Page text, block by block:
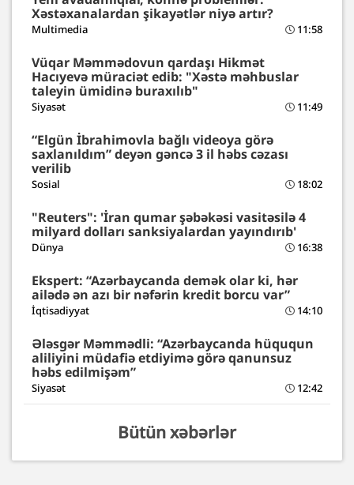
Xəstəxanalardan şikayətlər niyə artır?
Multimedia 11:58
Vüqar Məmmədovun qardaşı Hikmət
Hacıyevə müraciət edib: "Xəstə məhbuslar
taleyin ümidinə buraxılıb"
Siyasət 11:49
“Elgün İbrahimovla bağlı videoya görə
saxlanıldım” deyən gəncə 3 il həbs cəzası
verilib
Sosial 18:02
"Reuters": 'İran qumar şəbəkəsi vasitəsilə 4
milyard dolları sanksiyalardan yayındırıb'
Dünya 16:38
Ekspert: “Azərbaycanda demək olar ki, hər
ailədə ən azı bir nəfərin kredit borcu var”
İqtisadiyyat 14:10
Ələsgər Məmmədli: “Azərbaycanda hüququn
aliliyini müdafiə etdiyimə görə qanunsuz
həbs edilmişəm”
Siyasət 12:42
Bütün xəbərlər